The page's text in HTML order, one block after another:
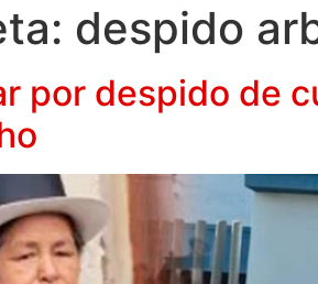
despido
por despido de